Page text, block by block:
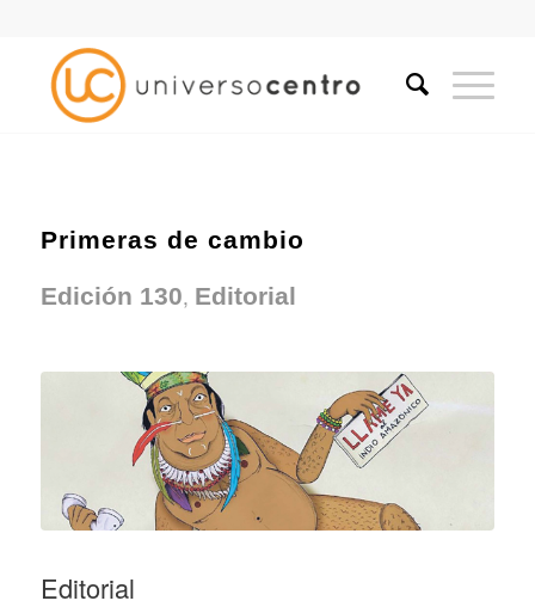
Primeras de cambio
Edición 130, Editorial
Editorial